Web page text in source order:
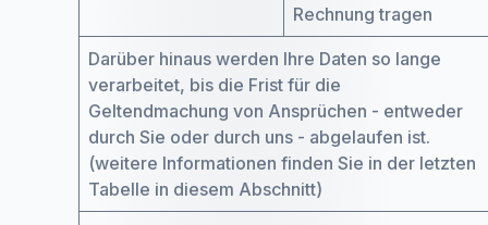
Rechnung tragen
Darüber hinaus werden Ihre Daten so lange
verarbeitet, bis die Frist für die
Geltendmachung von Ansprüchen - entweder
durch Sie oder durch uns - abgelaufen ist.
(weitere Informationen finden Sie in der letzten
Tabelle in diesem Abschnitt)